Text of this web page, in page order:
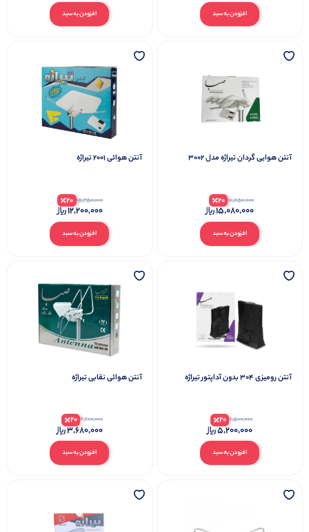
افزودن به سبد افزودن به سبد
آنتن هوایی گردان تیراژه مدل 3002
افزودن به سبد
18,850,000
20
15,080,000
آنتن هوائی 2001 تیراژه
افزودن به سبد
15,250,000
20
12,200,000
آنتن رومیزی 304 بدون آداپتور تیراژه
افزودن به سبد
6,500,000
20
5,200,000
آنتن هوائی نقابی تیراژه
افزودن به سبد
4,600,000
20
3,680,000